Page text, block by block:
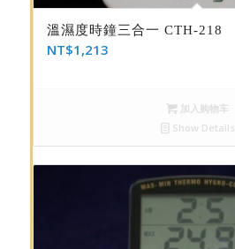
溫濕度時鐘三合一 CTH-218
NT$1,213
加入购物车
Show Details